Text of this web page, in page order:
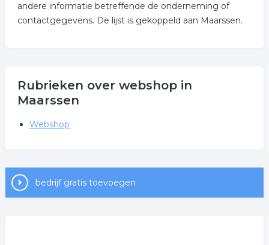
andere informatie betreffende de onderneming of
contactgegevens. De lijst is gekoppeld aan Maarssen.
Rubrieken over webshop in
Maarssen
Webshop
bedrijf gratis toevoegen